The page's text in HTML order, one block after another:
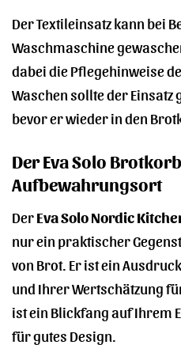
Der Textileinsatz kann bei
Waschmaschine
dabei die Pflegehinweise
Waschen sollte der Einsatz
bevor er wieder in den
Der Eva Solo
Aufbewahrungsort
DerEva Solo Nordic
nur ein praktischer
von Brot. Er ist ein
und Ihrer Wertschätzung
ist ein Blickfang auf Ihrem
für gutes Design.